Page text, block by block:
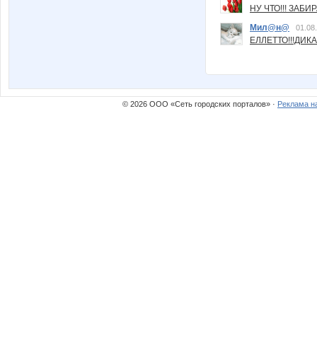
НУ ЧТО!!!
Мил@н@
© 2026 ООО «Сеть городских порталов» · Реклама